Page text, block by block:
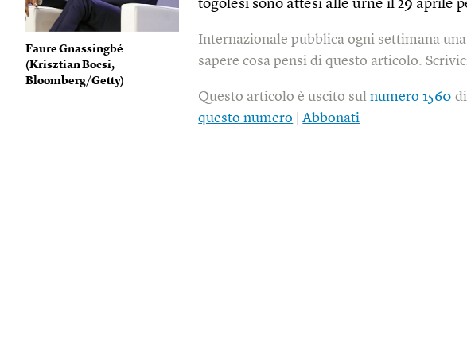
Faure Gnassingbé
(Krisztian Bocsi,
Bloomberg/Getty)
togolesi sono attesi alle urne il 29 aprile
Internazionale pubblica ogni settimana
sapere cosa pensi di questo articolo.
Questo articolo è uscito sulnumero 1560
questo numero |Abbonati